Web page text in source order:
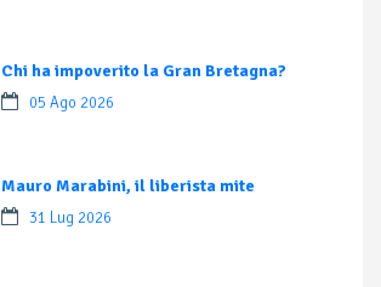
Chi ha impoverito la Gran Bretagna?
05 Ago 2026
Mauro Marabini, il liberista mite
31 Lug 2026